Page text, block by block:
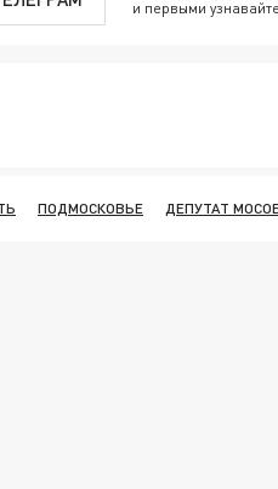
и первыми
ПОДМОСКОВЬЕ ДЕПУТАТ